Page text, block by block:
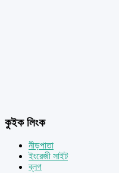
কুইক লিংক
নীড়পাতা
ইংরেজী সাইট
ব্লগ